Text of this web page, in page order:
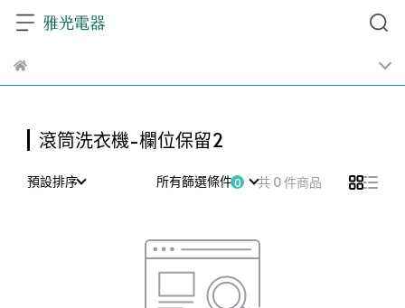
滾筒洗衣機-欄位保留2
預設排序 所有篩選條件 共 0 件商品